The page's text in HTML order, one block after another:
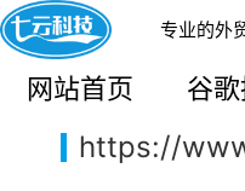
专业的外
网站首页 谷
您的当前位置： 网站首页
https://